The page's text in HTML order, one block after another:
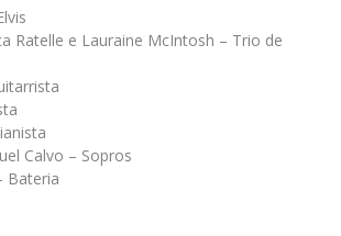
Ratelle e Lauraine McIntosh – Trio de
Calvo – Sopros
Bateria